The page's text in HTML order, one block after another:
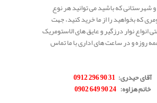
شهرستانی که باشید می توانید هر نوع
که بخواهید را از ما خرید کنید، جهت
انواع نوار درزگیر و عایق های الاستومریک
روزه و در ساعت های اداری با ما تماس
آقای حیدری: 31 90 296 0912
خانم هزاوه: 24 90 649 0902